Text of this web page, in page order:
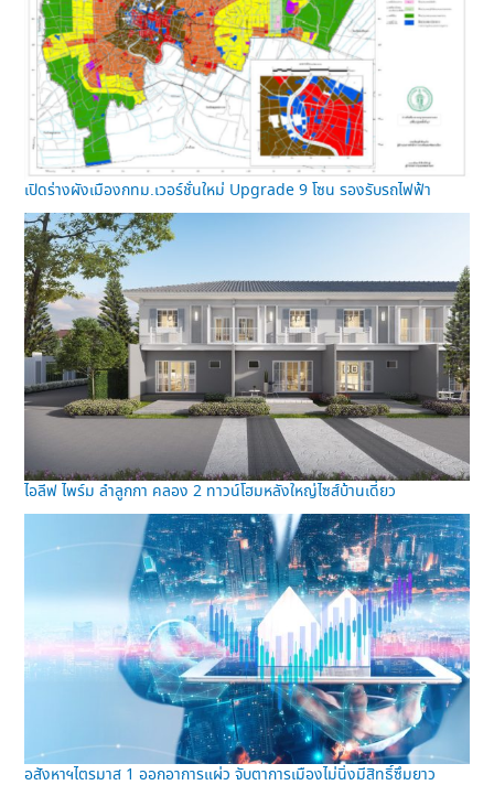
เปิดร่างผังเมืองกทม.เวอร์ชั่นใหม่ Upgrade 9 โซน รองรับรถไฟฟ้า
ไอลีฟ ไพร์ม ลำลูกกา คลอง 2 ทาวน์โฮมหลังใหญ่ไซส์บ้านเดี่ยว
อสังหาฯไตรมาส 1 ออกอาการแผ่ว จับตาการเมืองไม่นิ่งมีสิทธิ์ซึมยาว